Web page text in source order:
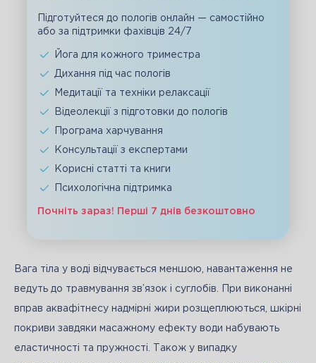
Підготуйтеся до пологів онлайн — самостійно
або за підтримки фахівців 24/7
Йога для кожного триместра
Дихання під час пологів
Медитації та техніки релаксації
Відеолекції з підготовки до пологів
Програма харчування
Консультації з експертами
Корисні статті та книги
Психологічна підтримка
Почніть зараз! Перші 7 днів безкоштовно
Вага тіла у воді відчувається меншою, навантаження не
ведуть до травмування зв’язок і суглобів. При виконанні
вправ аквафітнесу надмірні жири розщеплюються, шкірні
покриви завдяки масажному ефекту води набувають
еластичності та пружності. Також у випадку